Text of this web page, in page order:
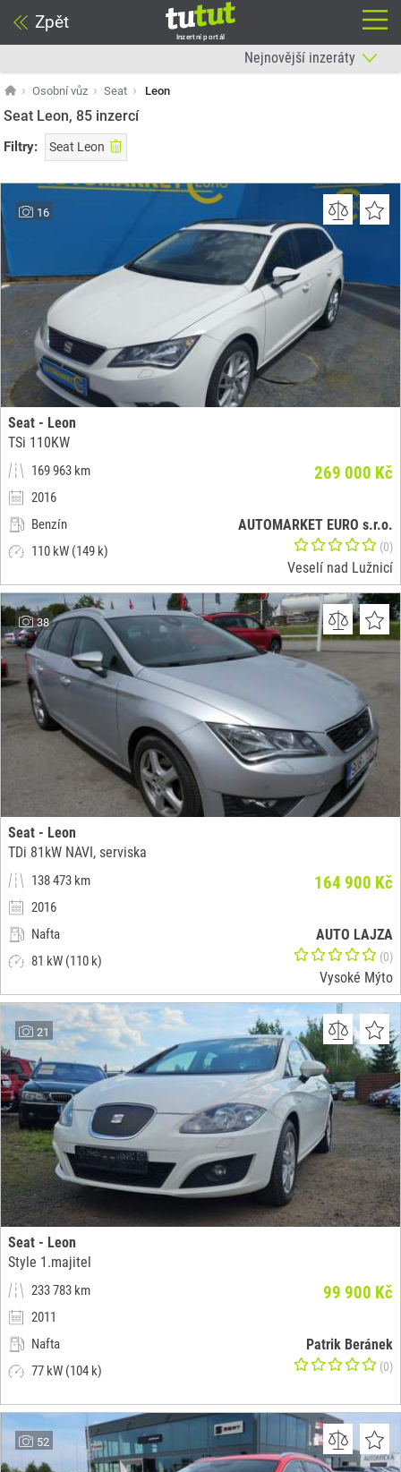
Zpět
Inzertní portál
Osobní vůz Seat Leon
Seat Leon, 85 inzercí
Filtry: Seat Leon
16
Seat - Leon
TSi 110KW
169 963 km
2016
Benzín
110 kW (149 k)
269 000 Kč
AUTOMARKET EURO s.r.o.
(0)
Veselí nad Lužnicí
38
Seat - Leon
TDi 81kW NAVI, serviska
138 473 km
2016
Nafta
81 kW (110 k)
164 900 Kč
AUTO LAJZA
(0)
Vysoké Mýto
21
Seat - Leon
Style 1.majitel
233 783 km
2011
Nafta
77 kW (104 k)
99 900 Kč
Patrik Beránek
(0)
52